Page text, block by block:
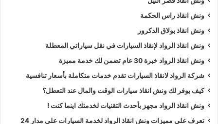
ونش انقاذ راس الحكمة
ونش انقاذ بولاق الدكرور
ونش انقاذ الرواد لإنقاذ السيارات في نقل سياراتي المعطلة
ونش انقاذ الرواد خبرة 30 عام تضمن لك خدمة مميزة
شركة الرواد لانقاذ السيارات تقدم خدمات متكاملة بأسعار تنافسية
كيف يوفر لك ونش انقاذ سيارات الوقت والمال عند التعطل؟
ونش انقاذ الرواد مجهز بأحدث التقنيات لخدمتك اينما كنت !
تعرف على مميزات ونش انقاذ الرواد لخدمة السيارات على مدار 24